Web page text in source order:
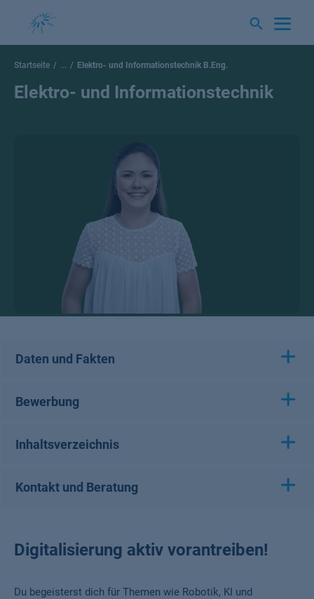
Startseite ... Elektro- und Informationstechnik B.Eng.
Elektro- und Informationstechnik
Daten und Fakten
Bewerbung
Inhaltsverzeichnis
Kontakt und Beratung
Digitalisierung aktiv vorantreiben!
Du begeisterst dich für Themen wie Robotik, KI und